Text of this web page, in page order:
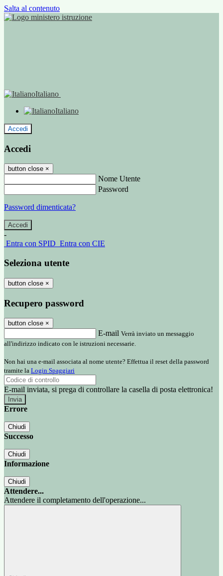
Salta al contenuto
Italiano
Italiano
Accedi
Accedi
button close ×
Nome Utente
Password
Password dimenticata?
-
Entra con SPID Entra con CIE
Seleziona utente
button close ×
Recupero password
button close ×
E-mail Verrà inviato un messaggio
all'indirizzo indicato con le istruzioni necessarie.
Non hai una e-mail associata al nome utente? Effettua il reset della password
tramite la Login Spaggiari
E-mail inviata, si prega di controllare la casella di posta elettronica!
Errore
Chiudi
Successo
Chiudi
Informazione
Chiudi
Attendere...
Attendere il completamento dell'operazione...